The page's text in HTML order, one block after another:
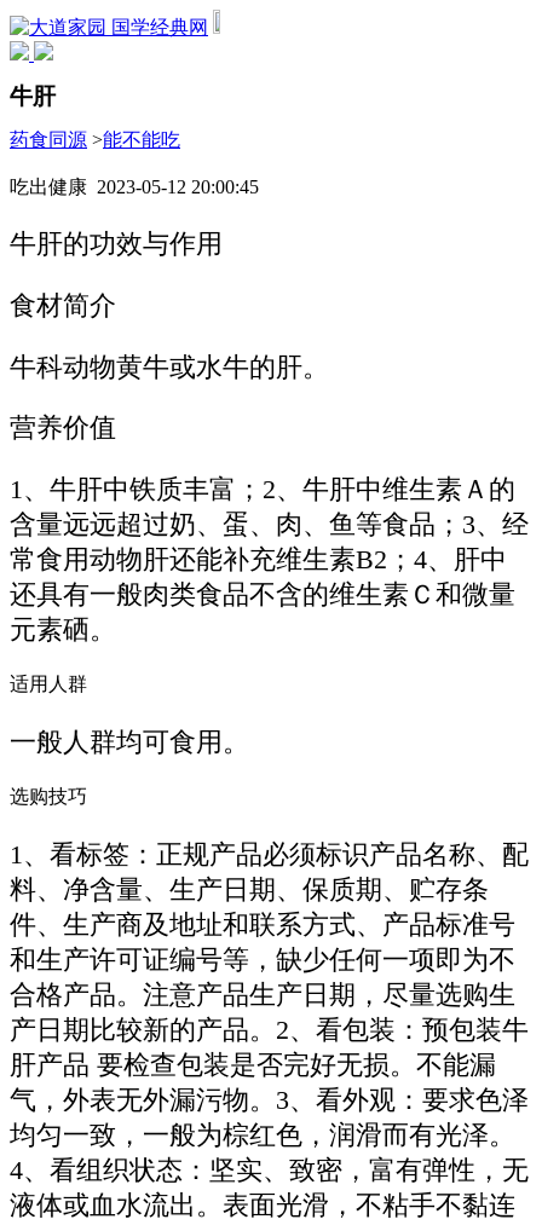
国学经典网
牛肝
药食同源 >能不能吃
吃出健康 2023-05-12 20:00:45
牛肝的功效与作用
食材简介
牛科动物黄牛或水牛的肝。
营养价值
1、牛肝中铁质丰富；2、牛肝中维生素Ａ的
含量远远超过奶、蛋、肉、鱼等食品；3、经
常食用动物肝还能补充维生素B2；4、肝中
还具有一般肉类食品不含的维生素Ｃ和微量
元素硒。
适用人群
一般人群均可食用。
选购技巧
1、看标签：正规产品必须标识产品名称、配
料、净含量、生产日期、保质期、贮存条
件、生产商及地址和联系方式、产品标准号
和生产许可证编号等，缺少任何一项即为不
合格产品。注意产品生产日期，尽量选购生
产日期比较新的产品。2、看包装：预包装牛
肝产品 要检查包装是否完好无损。不能漏
气，外表无外漏污物。3、看外观：要求色泽
均匀一致，一般为棕红色，润滑而有光泽。
4、看组织状态：坚实、致密，富有弹性，无
液体或血水流出。表面光滑，不粘手不黏连